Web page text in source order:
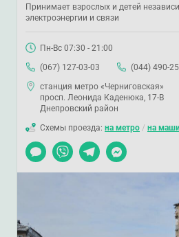
Принимает взрослых и детей
электроэнергии и связи
Пн-Вс 07:30 - 21:00
(067) 127-03-03
(044) 490-
станция метро «Черниговская»
просп. Леонида Каденюка, 17-В
Днепровский район
Схемы проезда: на метро / на
Чат
Viber TelegramMessenger